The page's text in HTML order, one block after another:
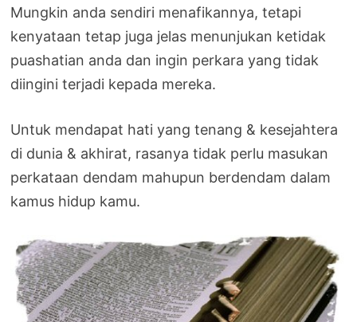
Mungkin anda sendiri menafikannya, tetapi
kenyataan tetap juga jelas menunjukan ketidak
puashatian anda dan ingin perkara yang tidak
diingini terjadi kepada mereka.
Untuk mendapat hati yang tenang & kesejahtera
di dunia & akhirat, rasanya tidak perlu masukan
perkataan dendam mahupun berdendam dalam
kamus hidup kamu.